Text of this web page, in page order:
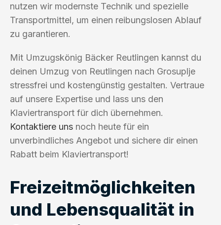
nutzen wir modernste Technik und spezielle
Transportmittel, um einen reibungslosen Ablauf
zu garantieren.
Mit Umzugskönig Bäcker Reutlingen kannst du
deinen Umzug von Reutlingen nach Grosuplje
stressfrei und kostengünstig gestalten. Vertraue
auf unsere Expertise und lass uns den
Klaviertransport für dich übernehmen.
Kontaktiere uns noch heute für ein
unverbindliches Angebot und sichere dir einen
Rabatt beim Klaviertransport!
Freizeitmöglichkeiten
und Lebensqualität in